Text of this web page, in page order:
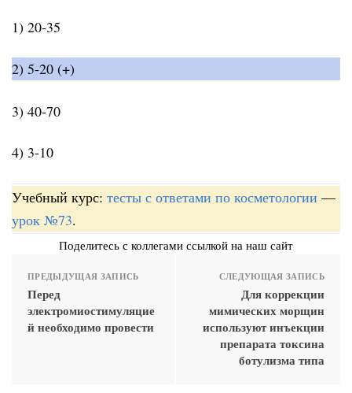
1) 20-35
2) 5-20 (+)
3) 40-70
4) 3-10
Учебный курс: тесты с ответами по косметологии —
урок №73.
Поделитесь с коллегами ссылкой на наш сайт
ПРЕДЫДУЩАЯ ЗАПИСЬ
Перед
электромиостимуляцие
й необходимо провести
СЛЕДУЮЩАЯ ЗАПИСЬ
Для коррекции
мимических морщин
используют инъекции
препарата токсина
ботулизма типа